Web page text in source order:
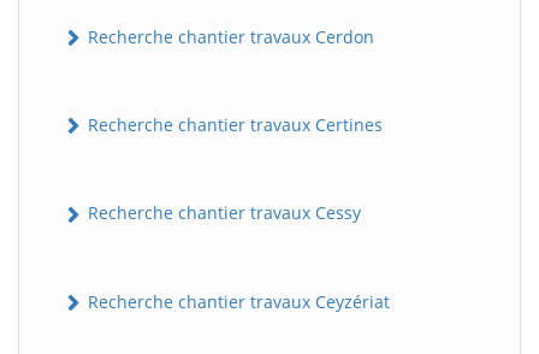
Recherche chantier travaux Cerdon
Recherche chantier travaux Certines
Recherche chantier travaux Cessy
Recherche chantier travaux Ceyzériat